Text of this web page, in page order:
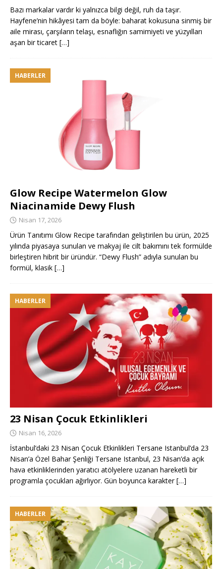
Bazı markalar vardır ki yalnızca bilgi değil, ruh da taşır.
Hayfene’nin hikâyesi tam da böyle: baharat kokusuna sinmiş bir
aile mirası, çarşıların telaşı, esnaflığın samimiyeti ve yüzyılları
aşan bir ticaret […]
HABERLER
Glow Recipe Watermelon Glow
Niacinamide Dewy Flush
Nisan 17, 2026
Ürün Tanıtımı Glow Recipe tarafından geliştirilen bu ürün, 2025
yılında piyasaya sunulan ve makyaj ile cilt bakımını tek formülde
birleştiren hibrit bir üründür. “Dewy Flush” adıyla sunulan bu
formül, klasik […]
HABERLER
23 Nisan Çocuk Etkinlikleri
Nisan 16, 2026
İstanbul’daki 23 Nisan Çocuk Etkinlikleri Tersane Istanbul’da 23
Nisan’a Özel Bahar Şenliği Tersane Istanbul, 23 Nisan’da açık
hava etkinliklerinden yaratıcı atölyelere uzanan hareketli bir
programla çocukları ağırlıyor. Gün boyunca karakter[…]
HABERLER